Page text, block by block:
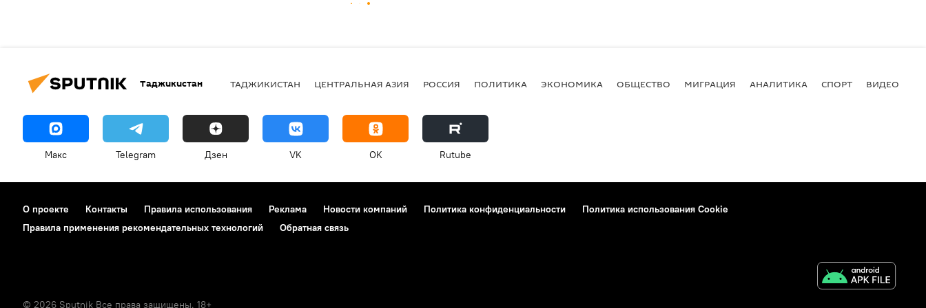
Таджикистан ТАДЖИКИСТАН ЦЕНТРАЛЬНАЯ АЗИЯ РОССИЯ ПОЛИТИКА ЭКОНОМИКА ОБЩЕСТВО МИГРАЦИЯ АНАЛИТИКА СПОРТ ВИДЕО
Макс Telegram Дзен VK OK Rutube
О проекте Контакты Правила использования Реклама Новости компаний Политика конфиденциальности
Политика использования Cookie
Правила применения рекомендательных технологий
Обратная связь
© 2026 Sputnik Все права защищены. 18+